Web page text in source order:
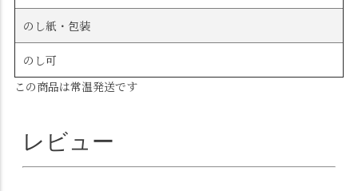
のし紙・包装
のし可
この商品は常温発送です
レビュー